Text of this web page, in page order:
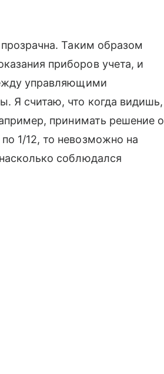
Таким образом
приборов учета, и
управляющими
Я считаю, что когда видишь,
принимать решение о
1/12, то невозможно на
соблюдался